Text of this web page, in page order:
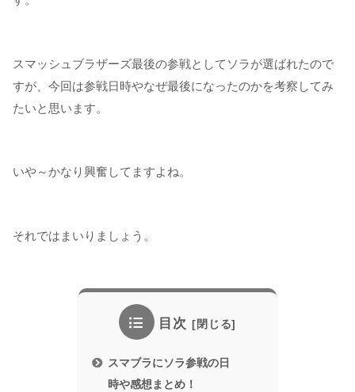
スマッシュブラザーズ最後の参戦としてソラが選ばれたので
すが、今回は参戦日時やなぜ最後になったのかを考察してみ
たいと思います。
いや～かなり興奮してますよね。
それではまいりましょう。
目次
スマブラにソラ参戦の日
時や感想まとめ！